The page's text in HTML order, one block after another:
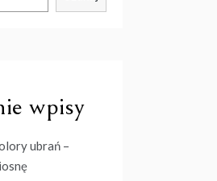
wpisy
ubrań –